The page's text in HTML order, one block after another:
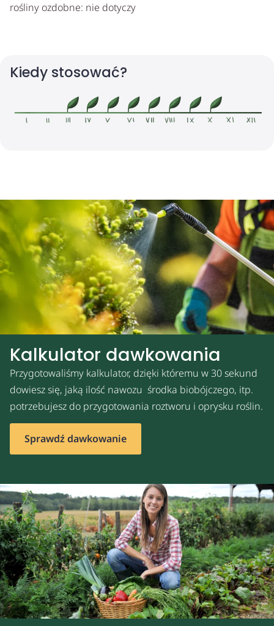
rośliny ozdobne: nie dotyczy
Kiedy stosować?
Kalkulator dawkowania
Przygotowaliśmy kalkulator, dzięki któremu w 30 sekund
dowiesz się, jaką ilość nawozu środka biobójczego, itp.
potrzebujesz do przygotowania roztworu i oprysku roślin.
Sprawdź dawkowanie